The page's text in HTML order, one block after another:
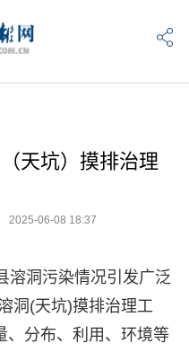
天坑）摸排治理
2025-06-08 18:37
溶洞污染情况引发广泛
洞(天坑)摸排治理工
、分布、利用、环境等